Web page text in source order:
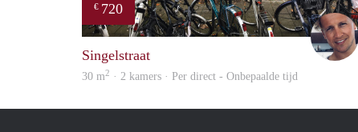
€ 720
Singelstraat
30 m2 · 2 kamers · Per direct - Onbepaalde tijd